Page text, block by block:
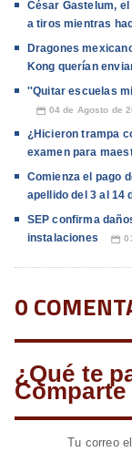
César Gastelum,
a tiros mientras
Dragones
Kong querían
''Quitar escuelas
📅 04 de Agosto de
¿Hicieron trampa
examen para
Comienza el pago
apellido del 3 al 14
SEP confirma
instalaciones
📅
0
¿Qué te
Tu correo